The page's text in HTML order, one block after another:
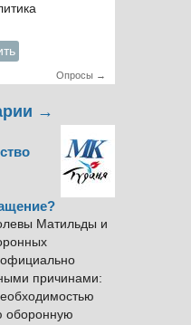
Опросы →
→
Матильды и
причинами:
оборонную